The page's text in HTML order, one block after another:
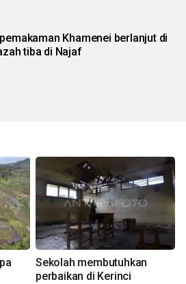
Khamenei berlanjut di
tiba di Najaf
Sekolah membutuhkan
perbaikan di Kerinci